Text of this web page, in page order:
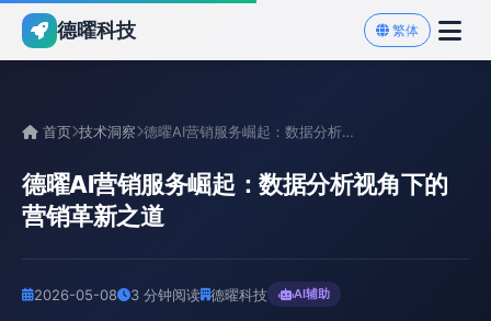
德曜科技 繁体
首页 技术洞察 德曜AI营销服务崛起：数据分析视角下的营销革新之道
德曜AI营销服务崛起：数据分析视角下的
营销革新之道
2026-05-08 3 分钟阅读 德曜科技 AI辅助